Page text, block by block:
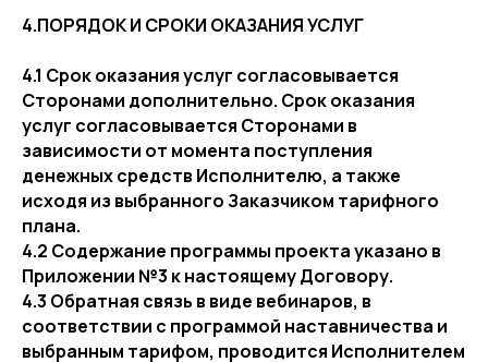
4.ПОРЯДОК И СРОКИ ОКАЗАНИЯ УСЛУГ
4.1 Срок оказания услуг согласовывается
Сторонами дополнительно. Срок оказания
услуг согласовывается Сторонами в
зависимости от момента поступления
денежных средств Исполнителю, а также
исходя из выбранного Заказчиком тарифного
плана.
4.2 Содержание программы проекта указано в
Приложении №3 к настоящему Договору.
4.3 Обратная связь в виде вебинаров, в
соответствии с программой наставничества и
выбранным тарифом, проводится Исполнителем